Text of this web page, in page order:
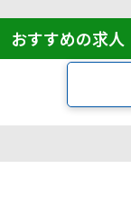
おすすめの求人